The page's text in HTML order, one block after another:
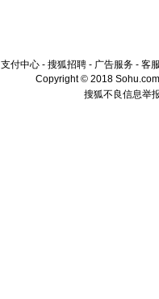
支付中心 - 搜狐招聘 - 广告服务 - 客
Copyright © 2018
搜狐不良信息举